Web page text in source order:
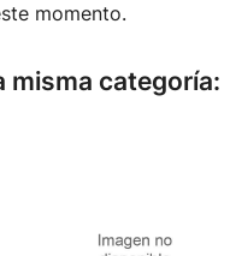
momento.
misma categoría: